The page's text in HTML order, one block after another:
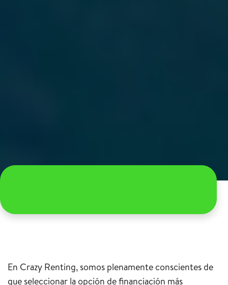
En Crazy Renting, somos plenamente conscientes de
que seleccionar la opción de financiación más